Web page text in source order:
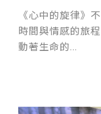
《心中的旋律》
時間與情感的旅
動著生命的...